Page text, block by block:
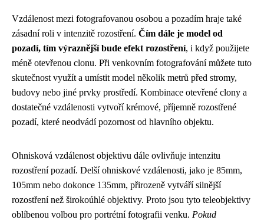
Vzdálenost mezi fotografovanou osobou a pozadím hraje také
zásadní roli v intenzitě rozostření. Čím dále je model od
pozadí, tím výraznější bude efekt rozostření, i když použijete
méně otevřenou clonu. Při venkovním fotografování můžete tuto
skutečnost využít a umístit model několik metrů před stromy,
budovy nebo jiné prvky prostředí. Kombinace otevřené clony a
dostatečné vzdálenosti vytvoří krémové, příjemně rozostřené
pozadí, které neodvádí pozornost od hlavního objektu.
Ohnisková vzdálenost objektivu dále ovlivňuje intenzitu
rozostření pozadí. Delší ohniskové vzdálenosti, jako je 85mm,
105mm nebo dokonce 135mm, přirozeně vytváří silnější
rozostření než širokoúhlé objektivy. Proto jsou tyto teleobjektivy
oblíbenou volbou pro portrétní fotografii venku. Pokud